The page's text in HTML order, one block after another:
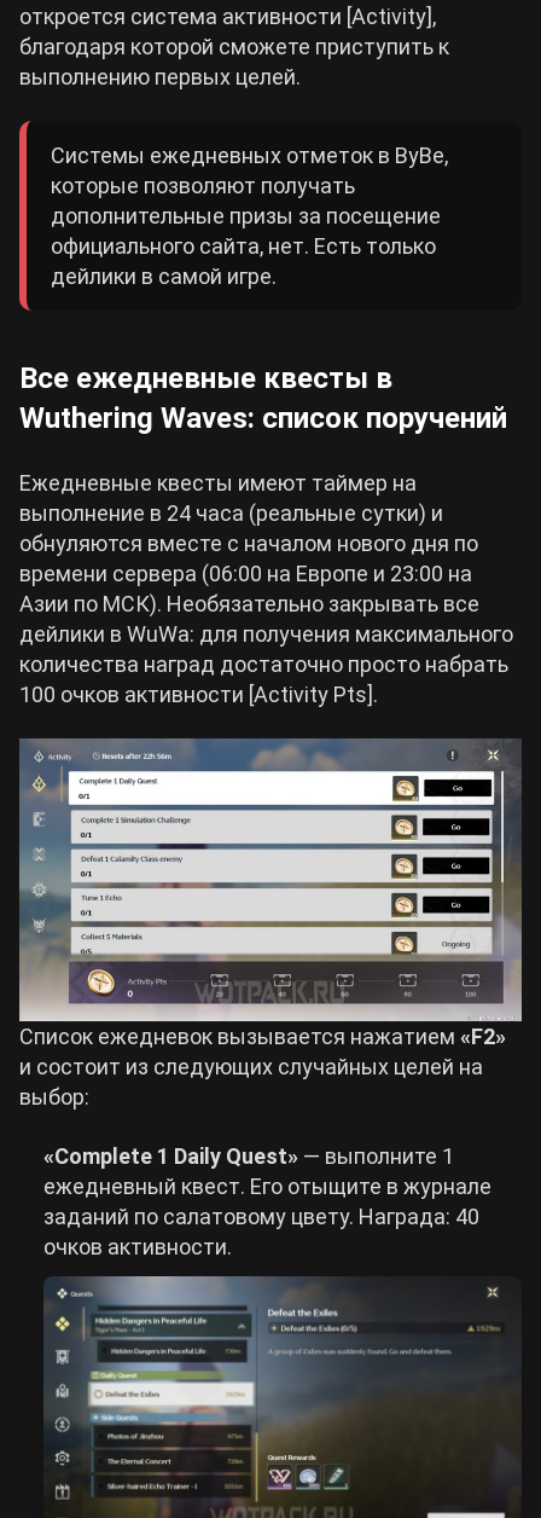
откроется система активности [Activity],
благодаря которой сможете приступить к
выполнению первых целей.
Системы ежедневных отметок в ВуВе,
которые позволяют получать
дополнительные призы за посещение
официального сайта, нет. Есть только
дейлики в самой игре.
Все ежедневные квесты в
Wuthering Waves: список поручений
Ежедневные квесты имеют таймер на
выполнение в 24 часа (реальные сутки) и
обнуляются вместе с началом нового дня по
времени сервера (06:00 на Европе и 23:00 на
Азии по МСК). Необязательно закрывать все
дейлики в WuWa: для получения максимального
количества наград достаточно просто набрать
100 очков активности [Activity Pts].
Список ежедневок вызывается нажатием «F2»
и состоит из следующих случайных целей на
выбор:
«Complete 1 Daily Quest» — выполните 1
ежедневный квест. Его отыщите в журнале
заданий по салатовому цвету. Награда: 40
очков активности.